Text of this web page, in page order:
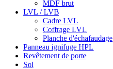
MDF brut
LVL / LVB
Cadre LVL
Coffrage LVL
Planche d'échafaudage
Panneau ignifuge HPL
Revêtement de porte
Sol